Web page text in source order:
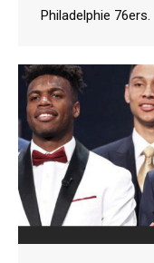
Philadelphie